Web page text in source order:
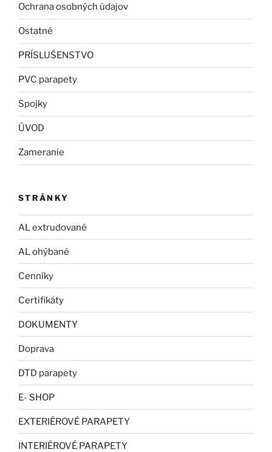
Ochrana osobných údajov
Ostatné
PRÍSLUŠENSTVO
PVC parapety
Spojky
ÚVOD
Zameranie
STRÁNKY
AL extrudované
AL ohýbané
Cenníky
Certifikáty
DOKUMENTY
Doprava
DTD parapety
E- SHOP
EXTERIÉROVÉ PARAPETY
INTERIÉROVÉ PARAPETY